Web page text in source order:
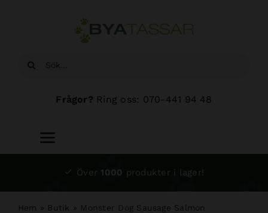
Sök
Frågor? Ring oss: 070-441 94 48
Toggle
Navigation
Över 1000 produkter i lager!
Hem » Butik » Monster Dog Sausage Salmon